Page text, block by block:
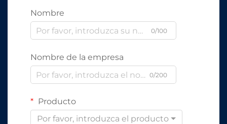
Nombre
0/100
Nombre de la empresa
0/200
Producto
Por favor, introduzca el producto